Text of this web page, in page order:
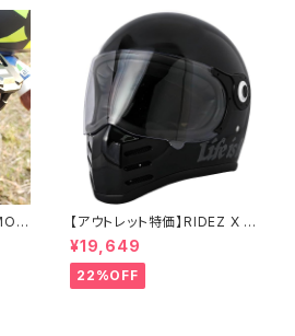
助
タ
【アウトレット特価】RIDEZ X HE
LMET 数量限定モデル 2WHEE
L'S LIFE-Mサイズ バイク用フ
ルフェイスヘルメット
¥19,649
22%OFF